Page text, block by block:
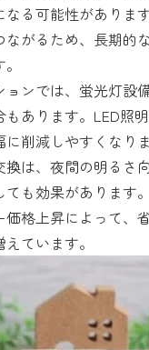
なる可能性がありま
ながるため、長期的
ョンでは、蛍光灯設
あります。LED照
削減しやすくなりま
換は、夜間の明るさ
も効果があります。
格上昇によって、
ています。